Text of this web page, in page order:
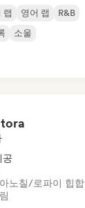
랩 영어 랩
R&B
소울
공
노칠/로파이 힙합